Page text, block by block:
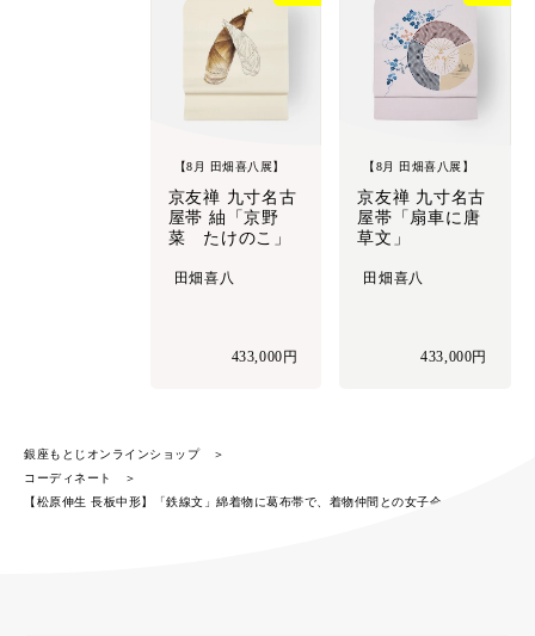
【8月 田畑喜八展】
京友禅 九寸名古
屋帯 紬「京野
菜 たけのこ」
田畑喜八
433,000円
【8月 田畑喜八展】
京友禅 九寸名古
屋帯「扇車に唐
草文」
田畑喜八
433,000円
銀座もとじオンラインショップ
コーディネート
【松原伸生 長板中形】「鉄線文」綿着物に葛布帯で、着物仲間との女子会へ